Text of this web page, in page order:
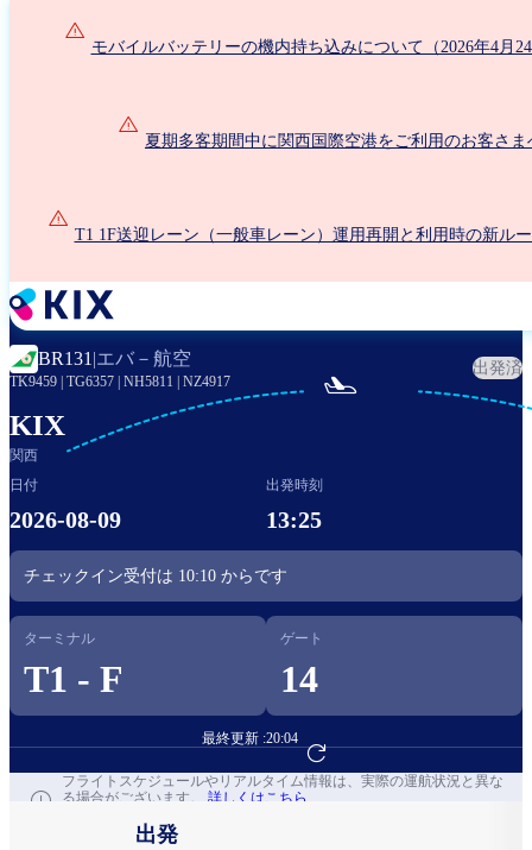
モバイルバッテリーの機内持ち込みについて（2026年4月
夏期多客期間中に関西国際空港をご利用のお客さま
T1 1F送迎レーン（一般車レーン）運用再開と利用時の新ル
BR131 |エバ－航空
TK9459 TG6357 NH5811 NZ4917
出発済
KIX
関西

日付
2026-08-09
出発時刻
13:25
チェックイン受付は 10:10 からです​
ターミナル
T1 - F
ゲート
14
最終更新 :20:04
フライト予約へ
フライトスケジュールやリアルタイム情報は、実際の運航状況と異な
る場合がございます。 詳しくはこちら
出発